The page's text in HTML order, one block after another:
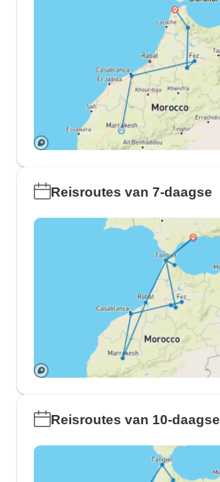
Reisroutes van 7-daagse
Reisroutes van 10-daagse